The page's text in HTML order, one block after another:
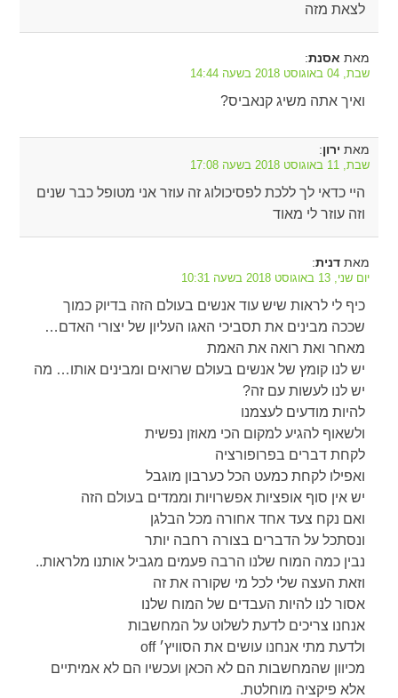
לצאת מזה
מאת אסנת:
שבת, 04 באוגוסט 2018 בשעה 14:44
ואיך אתה משיג קנאביס?
מאת ירון:
שבת, 11 באוגוסט 2018 בשעה 17:08
היי כדאי לך ללכת לפסיכולוג זה עוזר אני מטופל כבר שנים
וזה עוזר לי מאוד
מאתדנית:
יום שני, 13 באוגוסט 2018 בשעה 10:31
כיף לי לראות שיש עוד אנשים בעולם הזה בדיוק כמוך
שככה מבינים את תסביכי האגו העליון של יצורי האדם…
מאחר ואת רואה את האמת
יש לנו קומץ של אנשים בעולם שרואים ומבינים אותו… מה
יש לנו לעשות עם זה?
להיות מודעים לעצמנו
ולשאוף להגיע למקום הכי מאוזן נפשית
לקחת דברים בפרופורציה
ואפילו לקחת כמעט הכל כערבון מוגבל
יש אין סוף אופציות אפשרויות וממדים בעולם הזה
ואם נקח צעד אחד אחורה מכל הבלגן
ונסתכל על הדברים בצורה רחבה יותר
נבין כמה המוח שלנו הרבה פעמים מגביל אותנו מלראות..
וזאת העצה שלי לכל מי שקורה את זה
אסור לנו להיות העבדים של המוח שלנו
אנחנו צריכים לדעת לשלוט על המחשבות
ולדעת מתי אנחנו עושים את הסוויץ׳ off
מכיוון שהמחשבות הם לא הכאן ועכשיו הם לא אמיתיים
אלא פיקציה מוחלטת.